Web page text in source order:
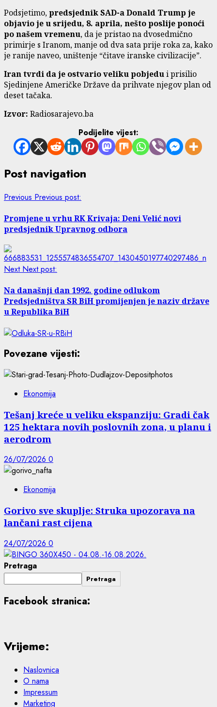
Podsjetimo,predsjednik SAD-a Donald Trump je
objavio je u srijedu, 8. aprila, nešto poslije ponoći
po našem vremenu, da je pristao na dvosedmično
primirje s Iranom, manje od dva sata prije roka za, kako
je ranije naveo, uništenje “čitave iranske civilizacije”.
Iran tvrdi da je ostvario veliku pobjedui prisilio
Sjedinjene Američke Države da prihvate njegov plan od
deset tačaka.
Izvor: Radiosarajevo.ba
Podijelite vijest:
Post navigation
Previous Previous post:
Promjene u vrhu RK Krivaja: Deni Velić novi
predsjednik Upravnog odbora
Next Next post:
Na današnji dan 1992. godine odlukom
Predsjedništva SR BiH promijenjen je naziv države
u Republika BiH
Povezane vijesti:
Ekonomija
Tešanj kreće u veliku ekspanziju: Gradi čak
125 hektara novih poslovnih zona, u planu i
aerodrom
26/07/2026 0
Ekonomija
Gorivo sve skuplje: Struka upozorava na
lančani rast cijena
24/07/2026 0
Pretraga
Pretraga
Facebook stranica:
Vrijeme:
Naslovnica
O nama
Impressum
Marketing